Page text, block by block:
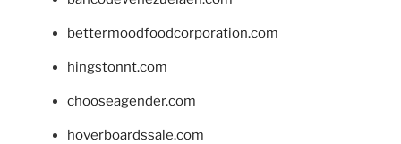
bettermoodfoodcorporation.com
hingstonnt.com
chooseagender.com
hoverboardssale.com